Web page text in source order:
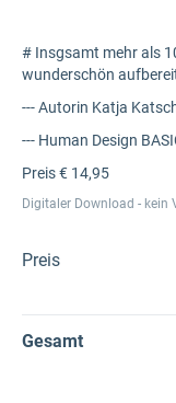
# Insgsamt mehr als
wunderschön
--- Autorin Katja
--- Human Design
Preis € 14,95
Digitaler Download - kein
Preis
Gesamt